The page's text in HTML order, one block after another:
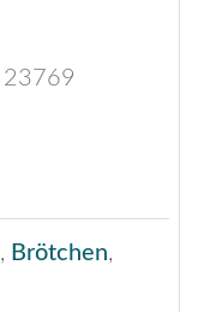
23769
, Brötchen,